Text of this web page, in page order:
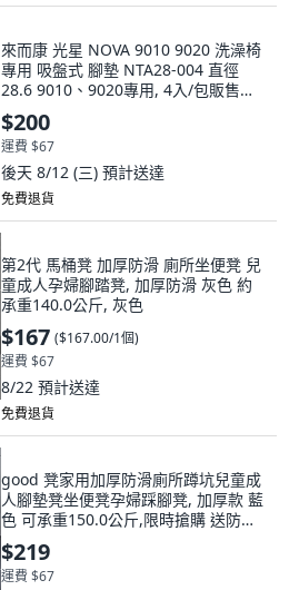
來而康 光星 NOVA 9010 9020 洗澡椅
專用 吸盤式 腳墊 NTA28-004 直徑
28.6 9010、9020專用, 4入/包販售
9010、9020專用腳墊, 4入/包販售
$200
運費 $67
後天 8/12 (三) 預計送達
免費退貨
第2代 馬桶凳 加厚防滑 廁所坐便凳 兒
童成人孕婦腳踏凳, 加厚防滑 灰色 約
承重140.0公斤, 灰色
$167 ($167.00/1個)
運費 $67
8/22 預計送達
免費退貨
good 凳家用加厚防滑廁所蹲坑兒童成
人腳墊凳坐便凳孕婦踩腳凳, 加厚款 藍
色 可承重150.0公斤,限時搶購 送防滑
墊
$219
運費 $67